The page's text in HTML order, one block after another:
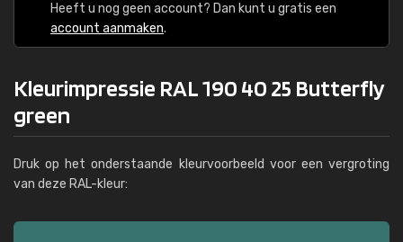
Heeft u nog geen account? Dan kunt u gratis een
account aanmaken.
Kleurimpressie RAL 190 40 25 Butterfly
green
Druk op het onderstaande kleurvoorbeeld voor een vergroting
van deze RAL-kleur: